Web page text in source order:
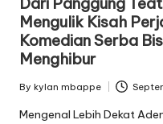
Mengulik Kisah
Komedian Serba
Menghibur
Posted
by
By kylan mbappe
Mengenal Lebih Dekat